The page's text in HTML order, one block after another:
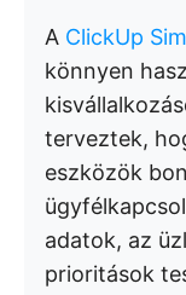
A ClickUp
könnyen
terveztek,
eszközök
adatok, az
prioritások